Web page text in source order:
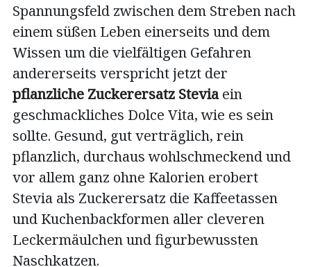
Spannungsfeld zwischen dem Streben nach
einem süßen Leben einerseits und dem
Wissen um die vielfältigen Gefahren
andererseits verspricht jetzt der
pflanzliche Zuckerersatz Steviaein
geschmackliches Dolce Vita, wie es sein
sollte. Gesund, gut verträglich, rein
pflanzlich, durchaus wohlschmeckend und
vor allem ganz ohne Kalorien erobert
Stevia als Zuckerersatz die Kaffeetassen
und Kuchenbackformen aller cleveren
Leckermäulchen und figurbewussten
Naschkatzen.